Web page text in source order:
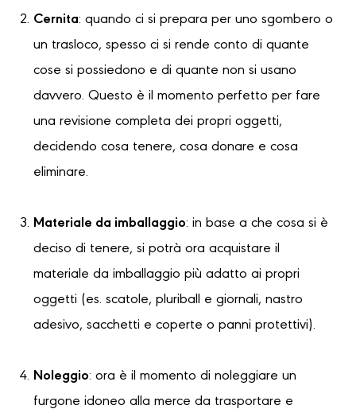
Cernita: quando ci si prepara per uno sgombero o
un trasloco, spesso ci si rende conto di quante
cose si possiedono e di quante non si usano
davvero. Questo è il momento perfetto per fare
una revisione completa dei propri oggetti,
decidendo cosa tenere, cosa donare e cosa
eliminare.
Materiale da imballaggio: in base a che cosa si è
deciso di tenere, si potrà ora acquistare il
materiale da imballaggio più adatto ai propri
oggetti (es. scatole, pluriball e giornali, nastro
adesivo, sacchetti e coperte o panni protettivi).
Noleggio: ora è il momento di noleggiare un
furgone idoneo alla merce da trasportare e